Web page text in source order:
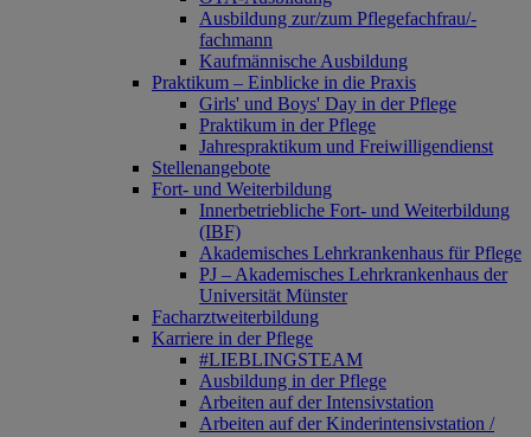
Ausbildung zur/zum Pflegefachfrau/-
fachmann
Kaufmännische Ausbildung
Praktikum – Einblicke in die Praxis
Girls' und Boys' Day in der Pflege
Praktikum in der Pflege
Jahrespraktikum und Freiwilligendienst
Stellenangebote
Fort- und Weiterbildung
Innerbetriebliche Fort- und Weiterbildung
(IBF)
Akademisches Lehrkrankenhaus für Pflege
PJ – Akademisches Lehrkrankenhaus der
Universität Münster
Facharztweiterbildung
Karriere in der Pflege
#LIEBLINGSTEAM
Ausbildung in der Pflege
Arbeiten auf der Intensivstation
Arbeiten auf der Kinderintensivstation /